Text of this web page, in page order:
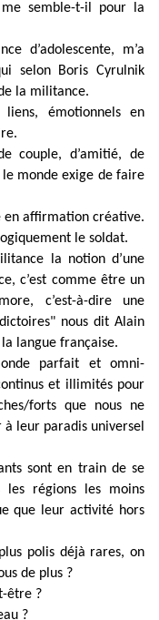
semble-t-il pour la
d’adolescente, m’a
selon Boris Cyrulnik
la militance.
émotionnels en
couple, d’amitié, de
monde exige de faire
en affirmation créative.
le soldat.
la notion d’une
c’est comme être un
c’est-à-dire une
nous dit Alain
langue française.
parfait et omni-
et illimités pour
forts que nous ne
leur paradis universel
sont en train de se
les régions les moins
que leur activité hors
polis déjà rares, on
de plus ?
être ?
?